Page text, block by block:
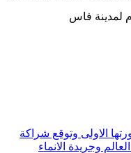
لمدينة فاس
الاولى وتوقع شراكة
وجريدة الانماء